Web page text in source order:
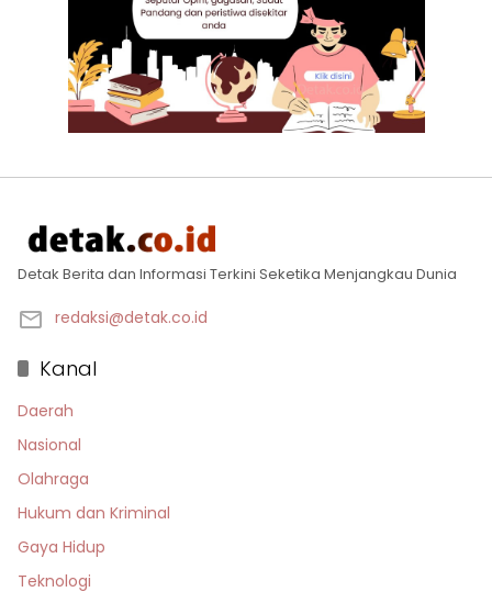
Detak Berita dan Informasi Terkini Seketika Menjangkau Dunia
redaksi@detak.co.id
Kanal
Daerah
Nasional
Olahraga
Hukum dan Kriminal
Gaya Hidup
Teknologi